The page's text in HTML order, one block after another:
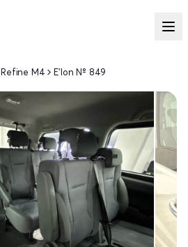
Refine M4 E'lon № 849